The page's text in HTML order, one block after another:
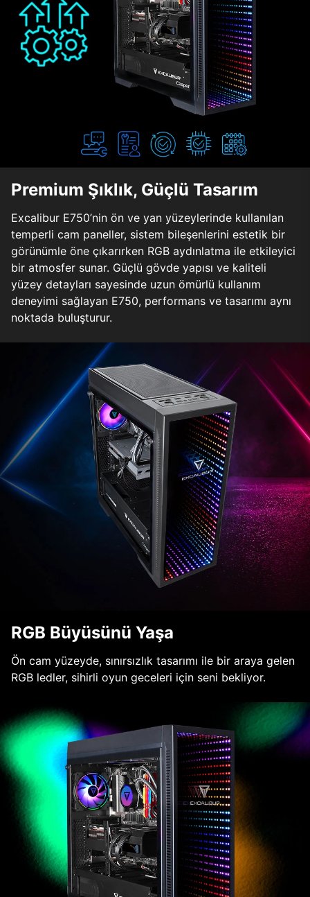
Premium Şıklık, Güçlü Tasarım
Excalibur E750’nin ön ve yan yüzeylerinde kullanılan
temperli cam paneller, sistem bileşenlerini estetik bir
görünümle öne çıkarırken RGB aydınlatma ile etkileyici
bir atmosfer sunar. Güçlü gövde yapısı ve kaliteli
yüzey detayları sayesinde uzun ömürlü kullanım
deneyimi sağlayan E750, performans ve tasarımı aynı
noktada buluşturur.
RGB Büyüsünü Yaşa
Ön cam yüzeyde, sınırsızlık tasarımı ile bir araya gelen
RGB ledler, sihirli oyun geceleri için seni bekliyor.